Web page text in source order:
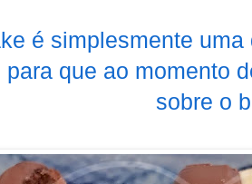
é simplesmente
para que ao momento
sobre o